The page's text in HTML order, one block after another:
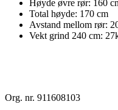
Høyde øvre rør: 160
Total høyde: 170 cm
Avstand mellom rør:
Vekt grind 240 cm:
Org. nr. 911608103